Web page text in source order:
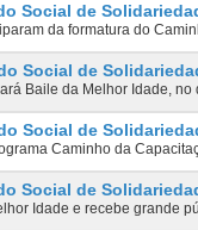
Social de
da formatura do
Social de
Baile da Melhor Idade, no
Social de
Caminho da
Social de
Idade e recebe grande